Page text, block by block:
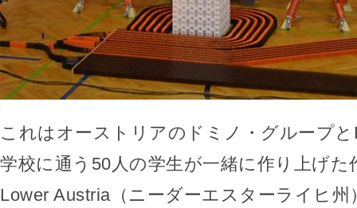
これはオーストリアのドミノ・グループ
学校に通う50人の学生が一緒に作り上げた
Lower Austria（ニーダーエスターライヒ州